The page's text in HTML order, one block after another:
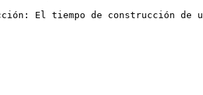
El tiempo de construcción